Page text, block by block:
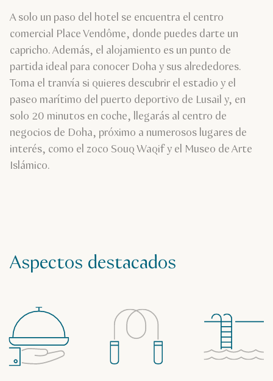
A solo un paso del hotel se encuentra el centro
comercial Place Vendôme, donde puedes darte un
capricho. Además, el alojamiento es un punto de
partida ideal para conocer Doha y sus alrededores.
Toma el tranvía si quieres descubrir el estadio y el
paseo marítimo del puerto deportivo de Lusail y, en
solo 20 minutos en coche, llegarás al centro de
negocios de Doha, próximo a numerosos lugares de
interés, como el zoco Souq Waqif y el Museo de Arte
Islámico.
Aspectos destacados